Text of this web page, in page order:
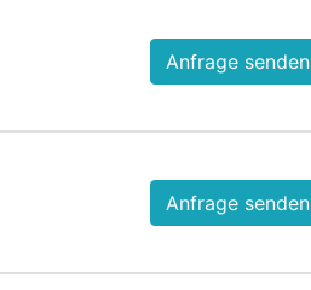
Anfrage senden
Anfrage senden